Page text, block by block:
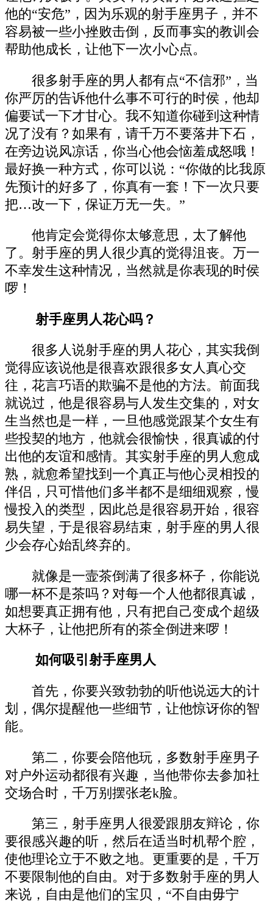
他的“安危”，因为乐观的射手座男子，并不
容易被一些小挫败击倒，反而事实的教训会
帮助他成长，让他下一次小心点。
很多射手座的男人都有点“不信邪”，当
你严厉的告诉他什么事不可行的时侯，他却
偏要试一下才甘心。我不知道你碰到这种情
况了没有？如果有，请千万不要落井下石，
在旁边说风凉话，你当心他会恼羞成怒哦！
最好换一种方式，你可以说：“你做的比我原
先预计的好多了，你真有一套！下一次只要
把…改一下，保证万无一失。”
他肯定会觉得你太够意思，太了解他
了。射手座的男人很少真的觉得沮丧。万一
不幸发生这种情况，当然就是你表现的时侯
啰！
射手座男人花心吗？
很多人说射手座的男人花心，其实我倒
觉得应该说他是很喜欢跟很多女人真心交
往，花言巧语的欺骗不是他的方法。前面我
就说过，他是很容易与人发生交集的，对女
生当然也是一样，一旦他感觉跟某个女生有
些投契的地方，他就会很愉快，很真诚的付
出他的友谊和感情。其实射手座的男人愈成
熟，就愈希望找到一个真正与他心灵相投的
伴侣，只可惜他们多半都不是细细观察，慢
慢投入的类型，因此总是很容易开始，很容
易失望，于是很容易结束，射手座的男人很
少会存心始乱终弃的。
就像是一壸茶倒满了很多杯子，你能说
哪一杯不是茶吗？对每一个人他都很真诚，
如想要真正拥有他，只有把自己变成个超级
大杯子，让他把所有的茶全倒进来啰！
如何吸引射手座男人
首先，你要兴致勃勃的听他说远大的计
划，偶尔提醒他一些细节，让他惊讶你的智
能。
第二，你要会陪他玩，多数射手座男子
对户外运动都很有兴趣，当他带你去参加社
交场合时，千万别摆张老k脸。
第三，射手座男人很爱跟朋友辩论，你
要很感兴趣的听，然后在适当时机帮个腔，
使他理论立于不败之地。更重要的是，千万
不要限制他的自由。对于多数射手座的男人
来说，自由是他们的宝贝，“不自由毋宁